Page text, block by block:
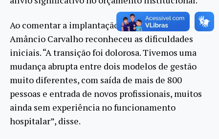
Ao comentar a implantação do novo modelo,
Amâncio Carvalho reconheceu as dificuldades
iniciais. “A transição foi dolorosa. Tivemos uma
mudança abrupta entre dois modelos de gestão
muito diferentes, com saída de mais de 800
pessoas e entrada de novos profissionais, muitos
ainda sem experiência no funcionamento
hospitalar”, disse.